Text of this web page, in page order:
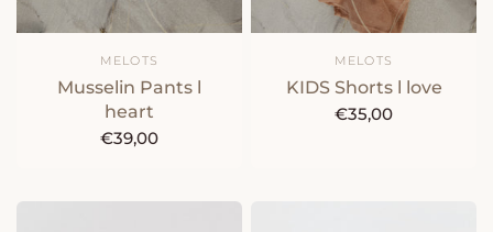
MELOTS
Musselin Pants l
heart
€39,00
MELOTS
KIDS Shorts l love
€35,00